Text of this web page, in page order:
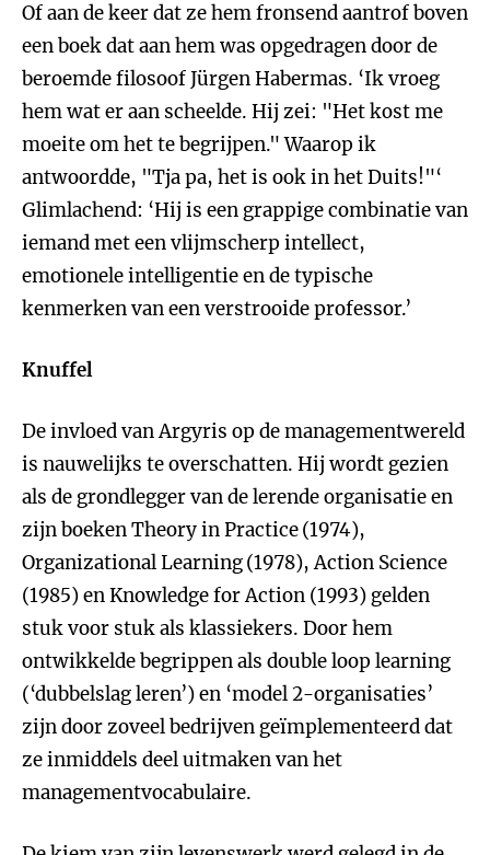
Of aan de keer dat ze hem fronsend aantrof boven
een boek dat aan hem was opgedragen door de
beroemde filosoof Jürgen Habermas. ‘Ik vroeg
hem wat er aan scheelde. Hij zei: "Het kost me
moeite om het te begrijpen." Waarop ik
antwoordde, "Tja pa, het is ook in het Duits!"‘
Glimlachend: ‘Hij is een grappige combinatie van
iemand met een vlijmscherp intellect,
emotionele intelligentie en de typische
kenmerken van een verstrooide professor.’
Knuffel
De invloed van Argyris op de managementwereld
is nauwelijks te overschatten. Hij wordt gezien
als de grondlegger van de lerende organisatie en
zijn boeken Theory in Practice(1974),
Organizational Learning(1978), Action Science
(1985) en Knowledge for Action (1993) gelden
stuk voor stuk als klassiekers. Door hem
ontwikkelde begrippen als double loop learning
(‘dubbelslag leren’) en ‘model 2-organisaties’
zijn door zoveel bedrijven geïmplementeerd dat
ze inmiddels deel uitmaken van het
managementvocabulaire.